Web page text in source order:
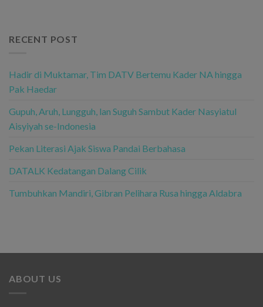
RECENT POST
Hadir di Muktamar, Tim DATV Bertemu Kader NA hingga
Pak Haedar
Gupuh, Aruh, Lungguh, lan Suguh Sambut Kader Nasyiatul
Aisyiyah se-Indonesia
Pekan Literasi Ajak Siswa Pandai Berbahasa
DATALK Kedatangan Dalang Cilik
Tumbuhkan Mandiri, Gibran Pelihara Rusa hingga Aldabra
ABOUT US